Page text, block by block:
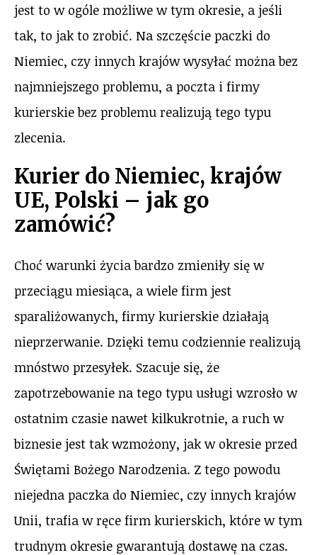
jest to w ogóle możliwe w tym okresie, a jeśli
tak, to jak to zrobić. Na szczęście paczki do
Niemiec, czy innych krajów wysyłać można bez
najmniejszego problemu, a poczta i firmy
kurierskie bez problemu realizują tego typu
zlecenia.
Kurier do Niemiec, krajów
UE, Polski – jak go
zamówić?
Choć warunki życia bardzo zmieniły się w
przeciągu miesiąca, a wiele firm jest
sparaliżowanych, firmy kurierskie działają
nieprzerwanie. Dzięki temu codziennie realizują
mnóstwo przesyłek. Szacuje się, że
zapotrzebowanie na tego typu usługi wzrosło w
ostatnim czasie nawet kilkukrotnie, a ruch w
biznesie jest tak wzmożony, jak w okresie przed
Świętami Bożego Narodzenia. Z tego powodu
niejedna paczka do Niemiec, czy innych krajów
Unii, trafia w ręce firm kurierskich, które w tym
trudnym okresie gwarantują dostawę na czas.